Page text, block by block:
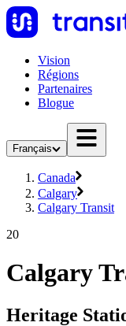
Vision
Régions
Partenaires
Blogue
Français
Canada
Calgary
Calgary Transit
20
Calgary
Heritage